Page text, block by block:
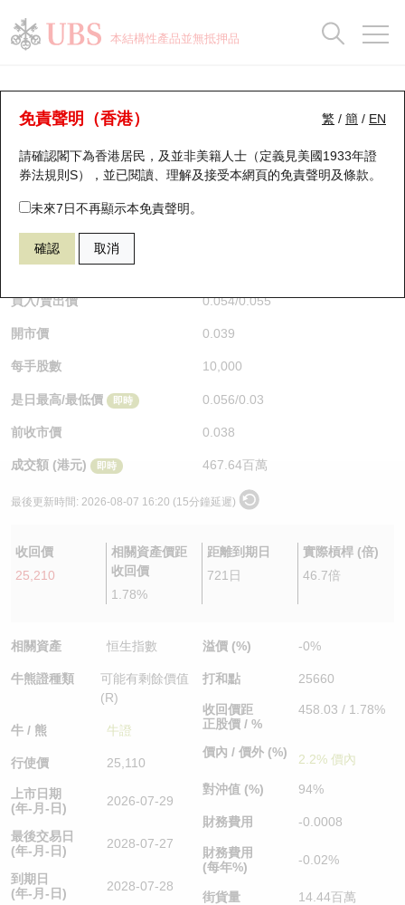
本結構性產品並無抵押品
繁 / 簡 / EN
免責聲明（香港）
請確認閣下為香港居民，及並非美籍人士（定義見美國1933年證
券法規則S），並已閱讀、理解及接受本網頁的免責聲明及條款。
未來7日不再顯示本免責聲明。
確認 取消
牛熊證分析儀
表現 街貨統計 比較
67438 瑞銀牛證 HSI 恒生指數
$0.055 0.017
買入/賣出價 0.054/0.055
開市價 0.039
每手股數 10,000
是日最高/最低價 即時 0.056/0.03
前收市價 0.038
成交額 (港元) 即時 467.64百萬
最後更新時間: 2026-08-07 16:20 (15分鐘延遲)
收回價
25,210
相關資產價距
收回價
1.78%
距離到期日
721日
實際槓桿 (倍)
46.7倍
相關資產 恒生指數
牛熊證種類
可能有剩餘價值
(R)
牛 / 熊 牛證
行使價 25,110
上市日期
(年-月-日)
2026-07-29
最後交易日
(年-月-日)
2028-07-27
到期日
(年-月-日)
2028-07-28
溢價 (%) -0%
打和點 25660
收回價距
正股價 / %
458.03 / 1.78%
價內 / 價外 (%) 2.2% 價內
對沖值 (%) 94%
財務費用 -0.0008
財務費用
(每年%)
-0.02%
街貨量 14.44百萬
瑞銀認股證一覽
新發行瑞銀認股證
即將到期認股證
認股證到期結算價查詢
認股證分析儀
認股證速算機
認股證/牛熊證日誌
認股證文件及公告
街貨統計
比較
牛熊全景快搜
牛熊證搜尋
牛熊證街貨分佈圖
正股牛熊證列表
新發行瑞銀牛熊證
已收回牛熊證剩餘價值
牛熊證到期結算價查詢
牛熊證分析儀
牛熊證文件及公告
街貨統計
比較
十大升幅/跌幅
十大認股證成交分佈
十天股證佔大市成交
資金流
街貨統計
三十大平均引伸波幅
正股分析儀
二十大活躍股份
恒指成份股
國指成份股
科指成份股
相關資產沽空
中資ETFs溢價比較
AH 股價對照
持股比重
顯示所有持股比重
每月輪證大市專題
輪證專欄
講座及教育短片
認股證投資者教育
牛熊證投資者教育
認股證牛熊證常問問題